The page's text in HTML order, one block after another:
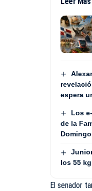
espera
Los
de la
los 55 kg
El senador